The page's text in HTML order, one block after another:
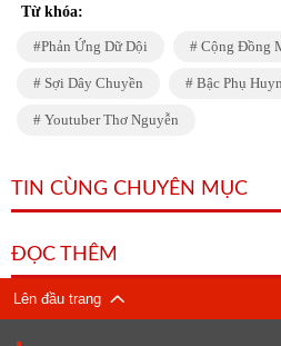
Từ khóa:
Phản Ứng Dữ Dội Cộng Đồng
Sợi Dây Chuyền Bậc Phụ
Youtuber Thơ Nguyễn
TIN CÙNG CHUYÊN MỤC
ĐỌC THÊM
Lên đầu trang